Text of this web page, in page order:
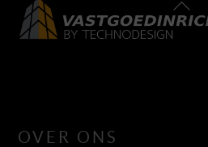
To
OVER ONS